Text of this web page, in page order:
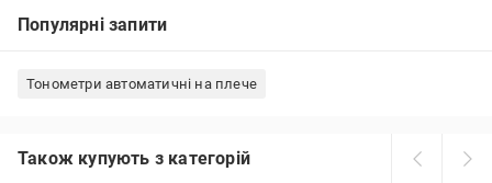
Популярні запити
Тонометри автоматичні на плече
Також купують з категорій